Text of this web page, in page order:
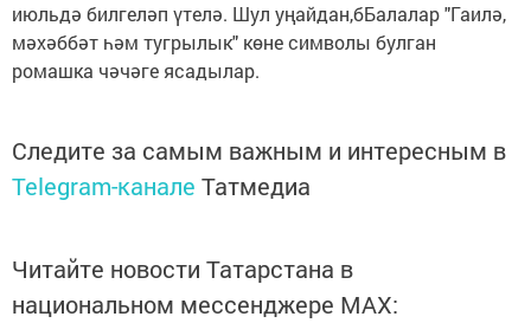
июльдә билгеләп үтелә. Шул уңайдан,бБалалар "Гаилә,
мәхәббәт һәм тугрылык" көне символы булган
ромашка чәчәге ясадылар.
Следите за самым важным и интересным в
Telegram-канале Татмедиа
Читайте новости Татарстана в
национальном мессенджере MАХ: